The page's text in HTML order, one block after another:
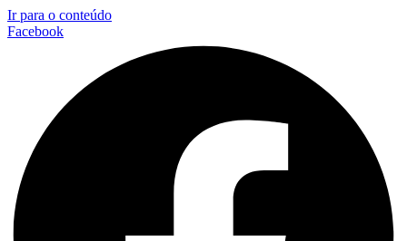
Ir para o conteúdo
Facebook